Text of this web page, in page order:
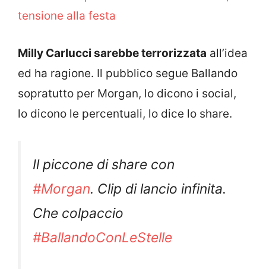
tensione alla festa
Milly Carlucci sarebbe terrorizzata all’idea
ed ha ragione. Il pubblico segue Ballando
sopratutto per Morgan, lo dicono i social,
lo dicono le percentuali, lo dice lo share.
Il piccone di share con
#Morgan. Clip di lancio infinita.
Che colpaccio
#BallandoConLeStelle